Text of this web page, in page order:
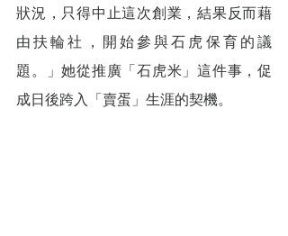
狀況，只得中止這次創業，結果反而藉
由扶輪社，開始參與石虎保育的議
題。」她從推廣「石虎米」這件事，促
成日後跨入「賣蛋」生涯的契機。